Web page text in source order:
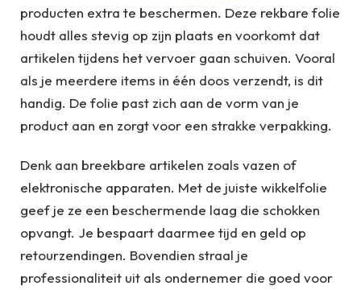
producten extra te beschermen. Deze rekbare folie
houdt alles stevig op zijn plaats en voorkomt dat
artikelen tijdens het vervoer gaan schuiven. Vooral
als je meerdere items in één doos verzendt, is dit
handig. De folie past zich aan de vorm van je
product aan en zorgt voor een strakke verpakking.
Denk aan breekbare artikelen zoals vazen of
elektronische apparaten. Met de juiste wikkelfolie
geef je ze een beschermende laag die schokken
opvangt. Je bespaart daarmee tijd en geld op
retourzendingen. Bovendien straal je
professionaliteit uit als ondernemer die goed voor